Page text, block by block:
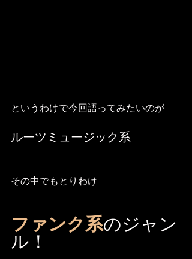
というわけで今回語ってみたいのが
ルーツミュージック系
その中でもとりわけ
ファンク系のジャン
ル！